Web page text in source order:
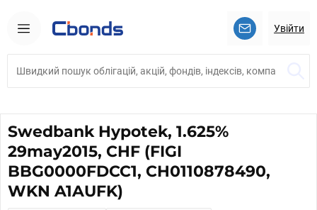
Увійти
Swedbank Hypotek, 1.625%
29may2015, CHF (FIGI
BBG0000FDCC1, CH0110878490,
WKN A1AUFK)